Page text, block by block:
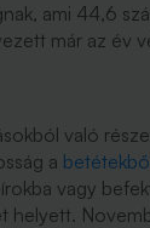
ami 44,6
már az év
való
a
vagy
helyett.